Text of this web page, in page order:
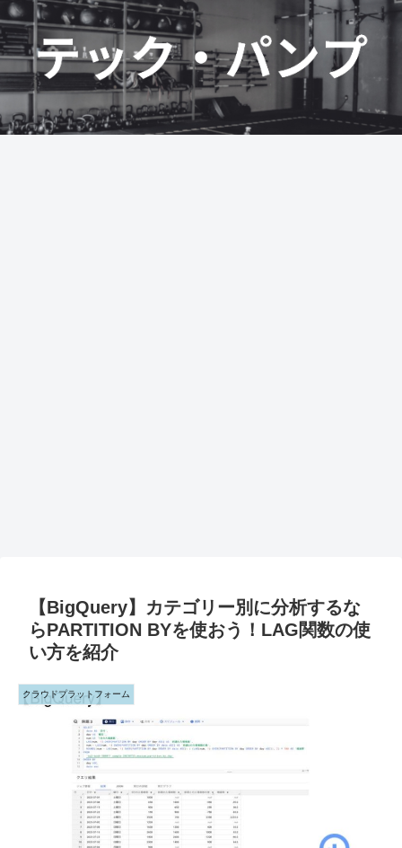
【BigQuery】カテゴリー別に分析するな
らPARTITION BYを使おう！LAG関数の使
い方を紹介
クラウドプラットフォーム